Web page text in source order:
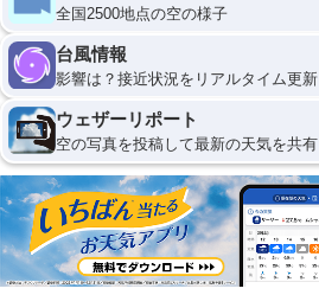
全国2500地点の空の様子
台風情報
影響は？接近状況をリアルタイム更新
ウェザーリポート
空の写真を投稿して最新の天気を共有